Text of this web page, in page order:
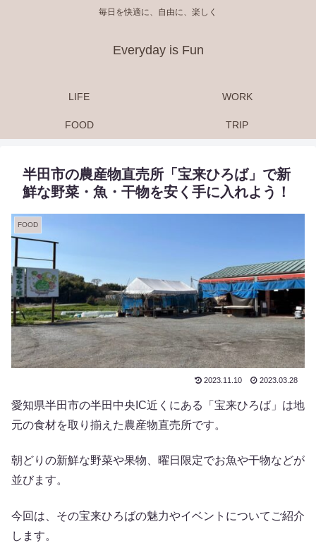
毎日を快適に、自由に、楽しく
Everyday is Fun
LIFE WORK
FOOD TRIP
半田市の農産物直売所「宝来ひろば」で新
鮮な野菜・魚・干物を安く手に入れよう！
FOOD
2023.11.10 2023.03.28
愛知県半田市の半田中央IC近くにある「宝来ひろば」は地
元の食材を取り揃えた農産物直売所です。
朝どりの新鮮な野菜や果物、曜日限定でお魚や干物などが
並びます。
今回は、その宝来ひろばの魅力やイベントについてご紹介
します。